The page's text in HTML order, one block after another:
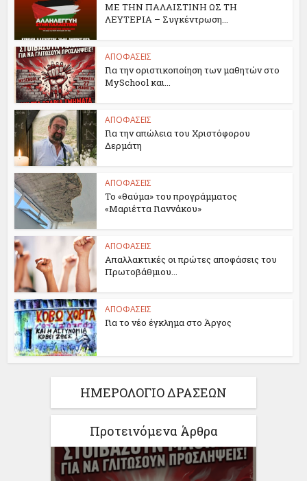
ΜΕ ΤΗΝ ΠΑΛΑΙΣΤΙΝΗ ΩΣ ΤΗ
ΛΕΥΤΕΡΙΑ – Συγκέντρωση...
ΑΠΟΦΑΣΕΙΣ
Για την οριστικοποίηση των μαθητών στο
MySchool και...
ΑΠΟΦΑΣΕΙΣ
Για την απώλεια του Χριστόφορου
Δερμάτη
ΑΠΟΦΑΣΕΙΣ
Το «θαύμα» του προγράμματος
«Μαριέττα Γιαννάκου»
ΑΠΟΦΑΣΕΙΣ
Απαλλακτικές οι πρώτες αποφάσεις του
Πρωτοβάθμιου...
ΑΠΟΦΑΣΕΙΣ
Για το νέο έγκλημα στο Άργος
ΗΜΕΡΟΛΟΓΙΟ ΔΡΑΣΕΩΝ
Προτεινόμενα Άρθρα